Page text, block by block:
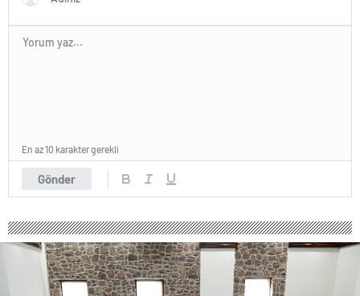
Gönder
En az 10 karakter gerekli